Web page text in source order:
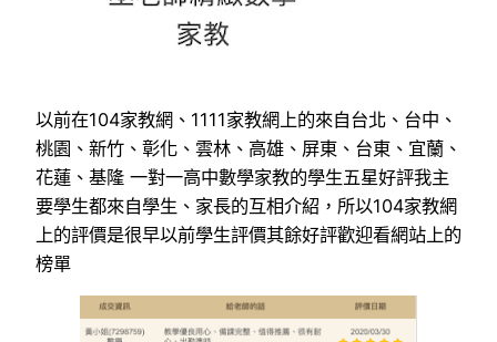
以前在104家教網、1111家教網上的來自台北、台中、
桃園、新竹、彰化、雲林、高雄、屏東、台東、宜蘭、
花蓮、基隆 一對一高中數學家教的學生五星好評我主
要學生都來自學生、家長的互相介紹，所以104家教網
上的評價是很早以前學生評價其餘好評歡迎看網站上的
榜單